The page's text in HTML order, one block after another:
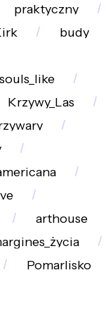
praktyczny
budy
souls_like
Krzywy_Las
arthouse
Pomarlisko